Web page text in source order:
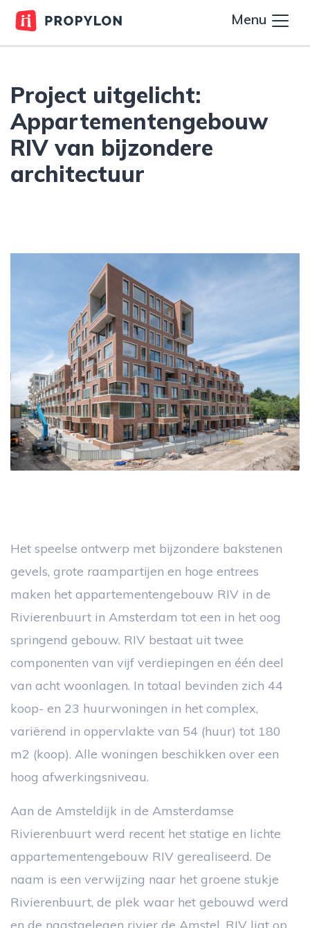
Menu
Project uitgelicht:
Appartementengebouw
RIV van bijzondere
architectuur
Het speelse ontwerp met bijzondere bakstenen
gevels, grote raampartijen en hoge entrees
maken het appartementengebouw RIV in de
Rivierenbuurt in Amsterdam tot een in het oog
springend gebouw. RIV bestaat uit twee
componenten van vijf verdiepingen en één deel
van acht woonlagen. In totaal bevinden zich 44
koop- en 23 huurwoningen in het complex,
variërend in oppervlakte van 54 (huur) tot 180
m2 (koop). Alle woningen beschikken over een
hoog afwerkingsniveau.
Aan de Amsteldijk in de Amsterdamse
Rivierenbuurt werd recent het statige en lichte
appartementengebouw RIV gerealiseerd. De
naam is een verwijzing naar het groene stukje
Rivierenbuurt, de plek waar het gebouwd werd
en de naastgelegen rivier de Amstel. RIV ligt op